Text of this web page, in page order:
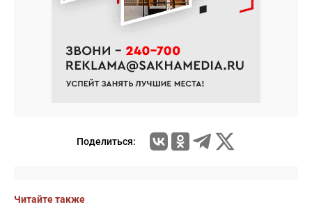
Поделиться:
Читайте также